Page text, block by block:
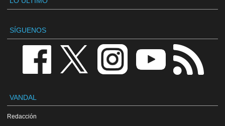
SÍGUENOS
VANDAL
Redacción